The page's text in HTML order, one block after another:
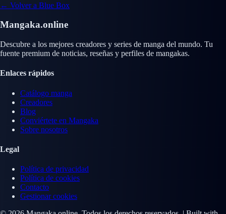
← Volver a Blue Box
Mangaka.online
Descubre a los mejores creadores y series de manga del mundo. Tu
fuente premium de noticias, reseñas y perfiles de mangakas.
Enlaces rápidos
Catálogo manga
Creadores
Blog
Conviértete en Mangaka
Sobre nosotros
Legal
Política de privacidad
Política de cookies
Contacto
Gestionar cookies